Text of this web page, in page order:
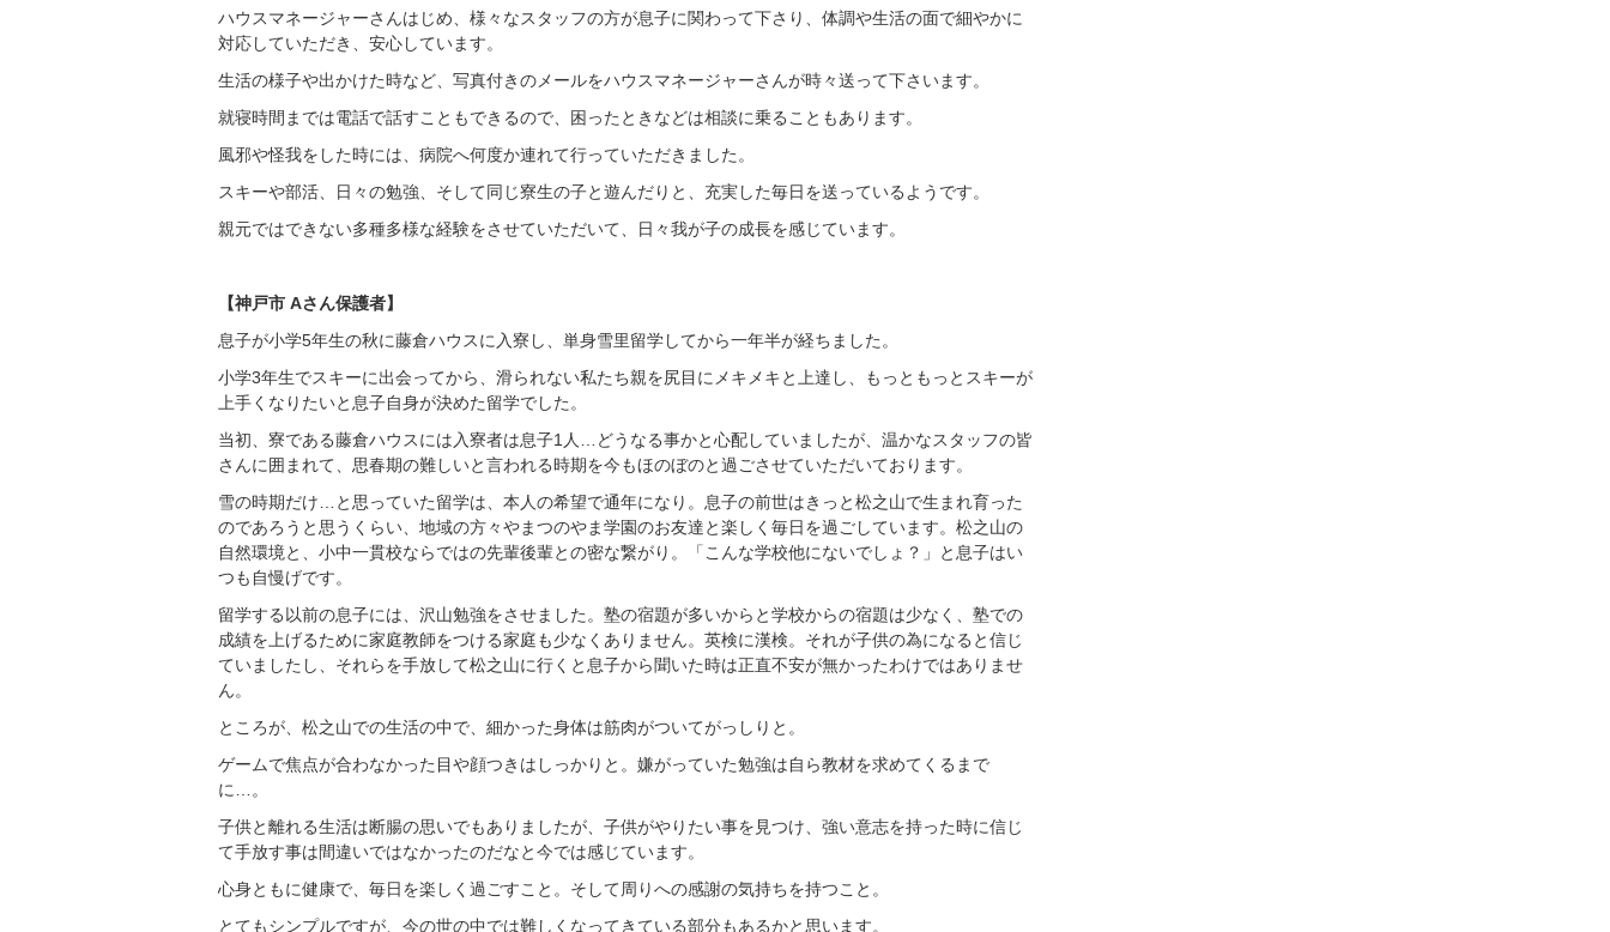
ハウスマネージャーさんはじめ、様々なスタッフの方が息子に関わって下さり、体調や生活の面で細やかに
対応していただき、安心しています。
生活の様子や出かけた時など、写真付きのメールをハウスマネージャーさんが時々送って下さいます。
就寝時間までは電話で話すこともできるので、困ったときなどは相談に乗ることもあります。
風邪や怪我をした時には、病院へ何度か連れて行っていただきました。
スキーや部活、日々の勉強、そして同じ寮生の子と遊んだりと、充実した毎日を送っているようです。
親元ではできない多種多様な経験をさせていただいて、日々我が子の成長を感じています。
【神戸市 Aさん保護者】
息子が小学5年生の秋に藤倉ハウスに入寮し、単身雪里留学してから一年半が経ちました。
小学3年生でスキーに出会ってから、滑られない私たち親を尻目にメキメキと上達し、もっともっとスキーが
上手くなりたいと息子自身が決めた留学でした。
当初、寮である藤倉ハウスには入寮者は息子1人…どうなる事かと心配していましたが、温かなスタッフの皆
さんに囲まれて、思春期の難しいと言われる時期を今もほのぼのと過ごさせていただいております。
雪の時期だけ…と思っていた留学は、本人の希望で通年になり。息子の前世はきっと松之山で生まれ育った
のであろうと思うくらい、地域の方々やまつのやま学園のお友達と楽しく毎日を過ごしています。松之山の
自然環境と、小中一貫校ならではの先輩後輩との密な繋がり。「こんな学校他にないでしょ？」と息子はい
つも自慢げです。
留学する以前の息子には、沢山勉強をさせました。塾の宿題が多いからと学校からの宿題は少なく、塾での
成績を上げるために家庭教師をつける家庭も少なくありません。英検に漢検。それが子供の為になると信じ
ていましたし、それらを手放して松之山に行くと息子から聞いた時は正直不安が無かったわけではありませ
ん。
ところが、松之山での生活の中で、細かった身体は筋肉がついてがっしりと。
ゲームで焦点が合わなかった目や顔つきはしっかりと。嫌がっていた勉強は自ら教材を求めてくるまで
に…。
子供と離れる生活は断腸の思いでもありましたが、子供がやりたい事を見つけ、強い意志を持った時に信じ
て手放す事は間違いではなかったのだなと今では感じています。
心身ともに健康で、毎日を楽しく過ごすこと。そして周りへの感謝の気持ちを持つこと。
とてもシンプルですが、今の世の中では難しくなってきている部分もあるかと思います。